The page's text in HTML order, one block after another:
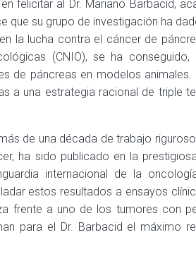
felicitar al Dr. Mariano Barbacid,
que su grupo de investigación ha
la lucha contra el cáncer de
(CNIO), se ha
de páncreas en modelos
a una estrategia racional de triple
de una década de trabajo
ha sido publicado en la
internacional de la
estos resultados a ensayos
frente a uno de los tumores con
para el Dr. Barbacid el máximo